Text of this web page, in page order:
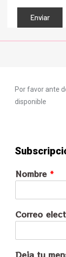
Por favor ante
disponible
Nombre *
Correo
Deja tu